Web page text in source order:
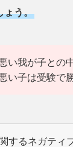
ょう。
い我が子との
い子は受験で
するネガティ